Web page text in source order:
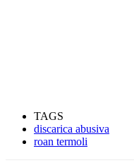
TAGS
discarica abusiva
roan termoli